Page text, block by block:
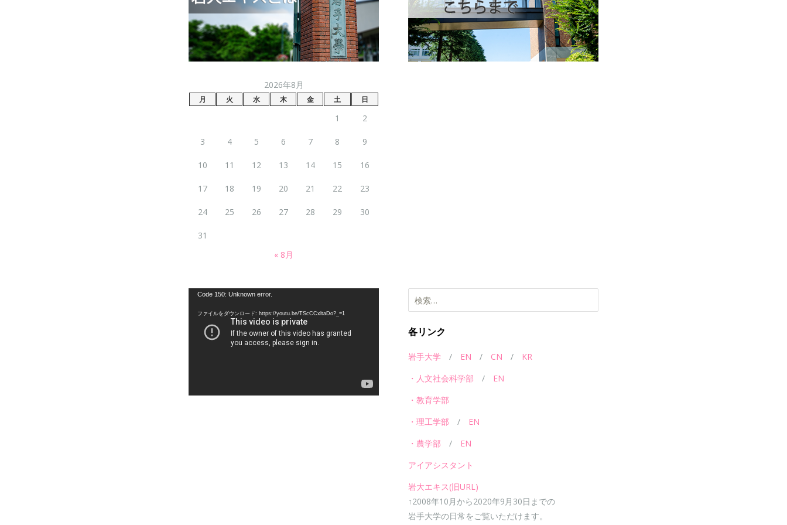
2026年8月
月 火 水 木 金 土 日
1 2
3 4 5 6 7 8 9
10 11 12 13 14 15 16
17 18 19 20 21 22 23
24 25 26 27 28 29 30
31
« 8月
Code 150: Unknown error.
ファイルをダウンロード: https://youtu.be/TScCCxltaDo?_=1
索:
各リンク
岩手大学 / EN / CN / KR
・人文社会科学部 / EN
・教育学部
・理工学部 / EN
・農学部 / EN
アイアシスタント
岩大エキス(旧URL)
↑2008年10月から2020年9月30日までの
岩手大学の日常をご覧いただけます。